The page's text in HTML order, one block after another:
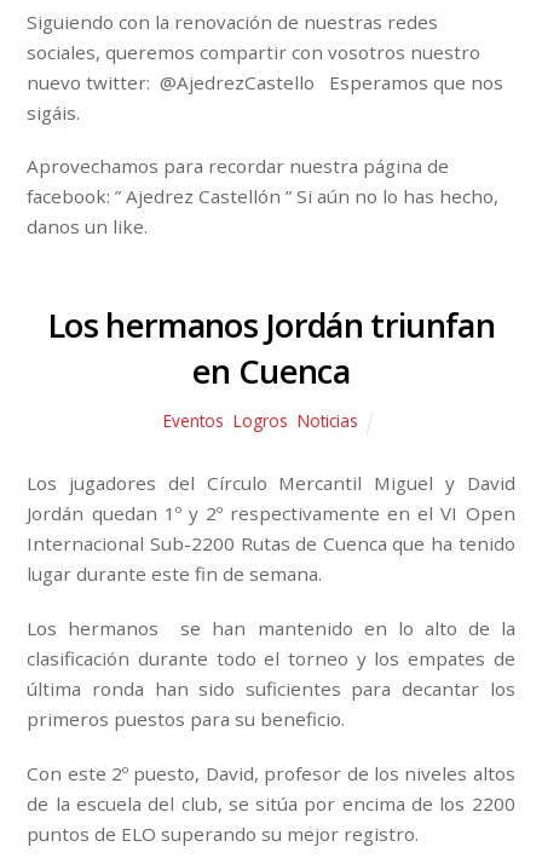
Siguiendo con la renovación de nuestras redes
sociales, queremos compartir con vosotros nuestro
nuevo twitter: @AjedrezCastello Esperamos que nos
sigáis.
Aprovechamos para recordar nuestra página de
facebook: ” Ajedrez Castellón ” Si aún no lo has hecho,
danos un like.
Los hermanos Jordán triunfan
en Cuenca
Eventos ,Logros ,Noticias
Los jugadores del Círculo Mercantil Miguel y David
Jordán quedan 1º y 2º respectivamente en el VI Open
Internacional Sub-2200 Rutas de Cuenca que ha tenido
lugar durante este fin de semana.
Los hermanos se han mantenido en lo alto de la
clasificación durante todo el torneo y los empates de
última ronda han sido suficientes para decantar los
primeros puestos para su beneficio.
Con este 2º puesto, David, profesor de los niveles altos
de la escuela del club, se sitúa por encima de los 2200
puntos de ELO superando su mejor registro.